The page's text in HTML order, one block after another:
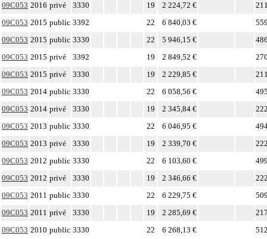
09C053 2016 privé 3330 19 2 224,72 €
09C053 2015 public 3392 22 6 840,03 €
09C053 2015 public 3330 22 5 946,15 €
09C053 2015 privé 3392 19 2 849,52 €
09C053 2015 privé 3330 19 2 229,85 €
09C053 2014 public 3330 22 6 058,56 €
09C053 2014 privé 3330 19 2 345,84 €
09C053 2013 public 3330 22 6 046,95 €
09C053 2013 privé 3330 19 2 339,70 €
09C053 2012 public 3330 22 6 103,60 €
09C053 2012 privé 3330 19 2 346,66 €
09C053 2011 public 3330 22 6 229,75 €
09C053 2011 privé 3330 19 2 285,69 €
09C053 2010 public 3330 22 6 268,13 €